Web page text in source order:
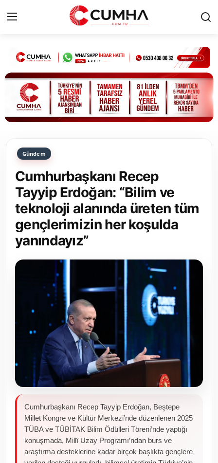
Kurumsal
Cumhurbaşkanlığı
Bakanlıklar
Siyasi Partiler
Yerel Yönetimler
Mülki İdare
Toplum ve Yaşam
Kamu Kurumları ve Üst Kurullar
Resmi Reklamlar
Gündem
Cumhurbaşkanı Recep
Tayyip Erdoğan: “Bilim ve
teknoloji alanında üreten tüm
gençlerimizin her koşulda
yanındayız”
Cumhurbaşkanı Recep Tayyip Erdoğan, Beştepe
Millet Kongre ve Kültür Merkezi’nde düzenlenen 2025
TÜBA ve TÜBİTAK Bilim Ödülleri Töreni’nde yaptığı
konuşmada, Millî Uzay Programı’ndan burs ve
araştırma desteklerine kadar birçok başlıkta gençlere